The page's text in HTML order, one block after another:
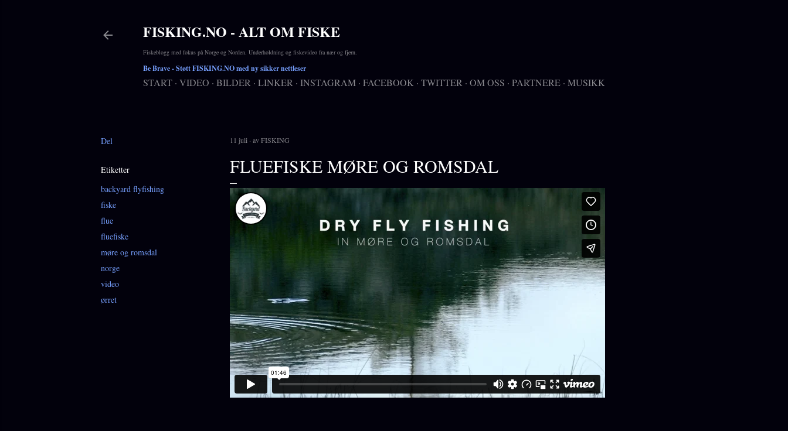
FISKING.NO - ALT OM FISKE
Fiskeblogg med fokus på Norge og Norden. Underholdning og fiskevideo fra nær og fjern.
Be Brave- Støtt FISKING.NO med ny sikker nettleser
START VIDEO BILDER LINKER INSTAGRAM FACEBOOK TWITTER OM OSS PARTNERE MUSIKK
Del
Etiketter
backyard flyfishing
fiske
flue
fluefiske
møre og romsdal
norge
video
ørret
11 juli avFISKING
FLUEFISKE MØRE OG ROMSDAL